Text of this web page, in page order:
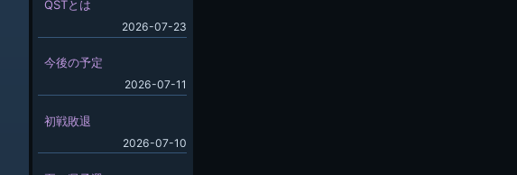
QSTとは
2026-07-23
今後の予定
2026-07-11
初戦敗退
2026-07-10